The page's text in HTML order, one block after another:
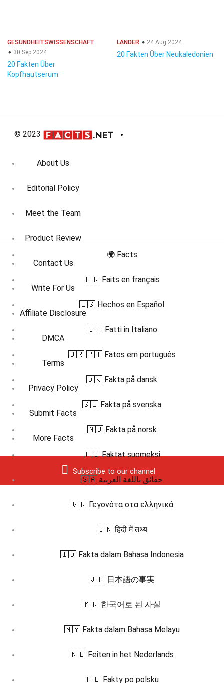
GESUNDHEITSWISSENSCHAFT
30 Sep 2024
20 Fakten Über
Kopfhautserum
LÄNDER 24 Aug 2024
20 Fakten Über Neukaledonien
© 2023
About Us
Editorial Policy
Meet the Team
Product Review
Contact Us
Write For Us
Affiliate Disclosure
DMCA
Terms
Privacy Policy
Submit Facts
More Facts
Subscribe to our channel
🌍 Facts
🇫🇷 Faits en français
🇪🇸 Hechos en Español
🇮🇹 Fatti in Italiano
🇧🇷 🇵🇹 Fatos em português
🇩🇰 Fakta på dansk
🇸🇪 Fakta på svenska
🇳🇴 Fakta på norsk
🇫🇮 Faktat suomeksi
🇸🇦 حقائق باللغة العربية
🇬🇷 Γεγονότα στα ελληνικά
🇮🇳 हिंदी में तथ्य
🇮🇩 Fakta dalam Bahasa Indonesia
🇯🇵 日本語の事実
🇰🇷 한국어로 된 사실
🇲🇾 Fakta dalam Bahasa Melayu
🇳🇱 Feiten in het Nederlands
🇵🇱 Fakty po polsku